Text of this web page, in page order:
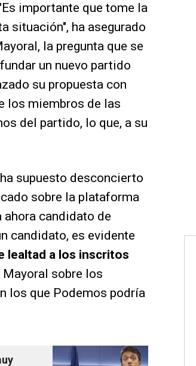
importante que tome la
situación", ha asegurado
la pregunta que se
un nuevo partido
su propuesta con
los miembros de las
del partido, lo que, a su
supuesto desconcierto
sobre la plataforma
ahora candidato de
candidato, es evidente
lealtad a los inscritos
Mayoral sobre los
los que Podemos podría